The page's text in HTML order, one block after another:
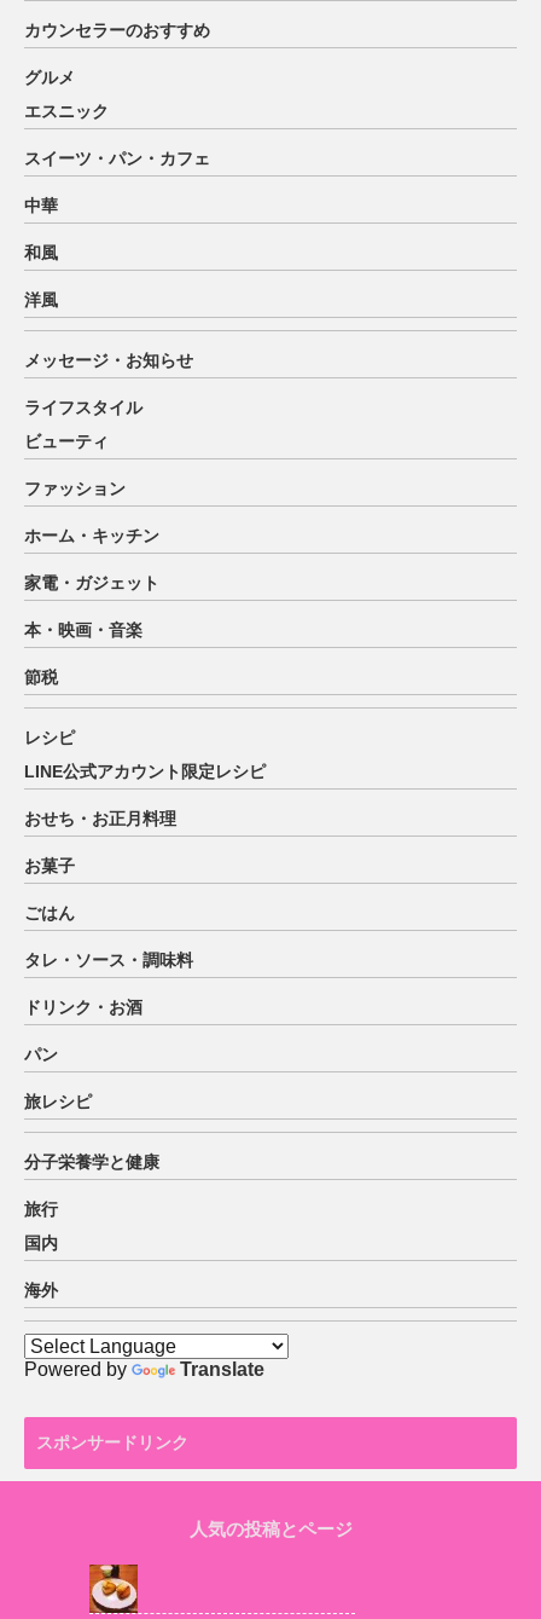
カウンセラーのおすすめ
グルメ
エスニック
スイーツ・パン・カフェ
中華
和風
洋風
メッセージ・お知らせ
ライフスタイル
ビューティ
ファッション
ホーム・キッチン
家電・ガジェット
本・映画・音楽
節税
レシピ
LINE公式アカウント限定レシピ
おせち・お正月料理
お菓子
ごはん
タレ・ソース・調味料
ドリンク・お酒
パン
旅レシピ
分子栄養学と健康
旅行
国内
海外
Powered by Translate
スポンサードリンク
人気の投稿とページ